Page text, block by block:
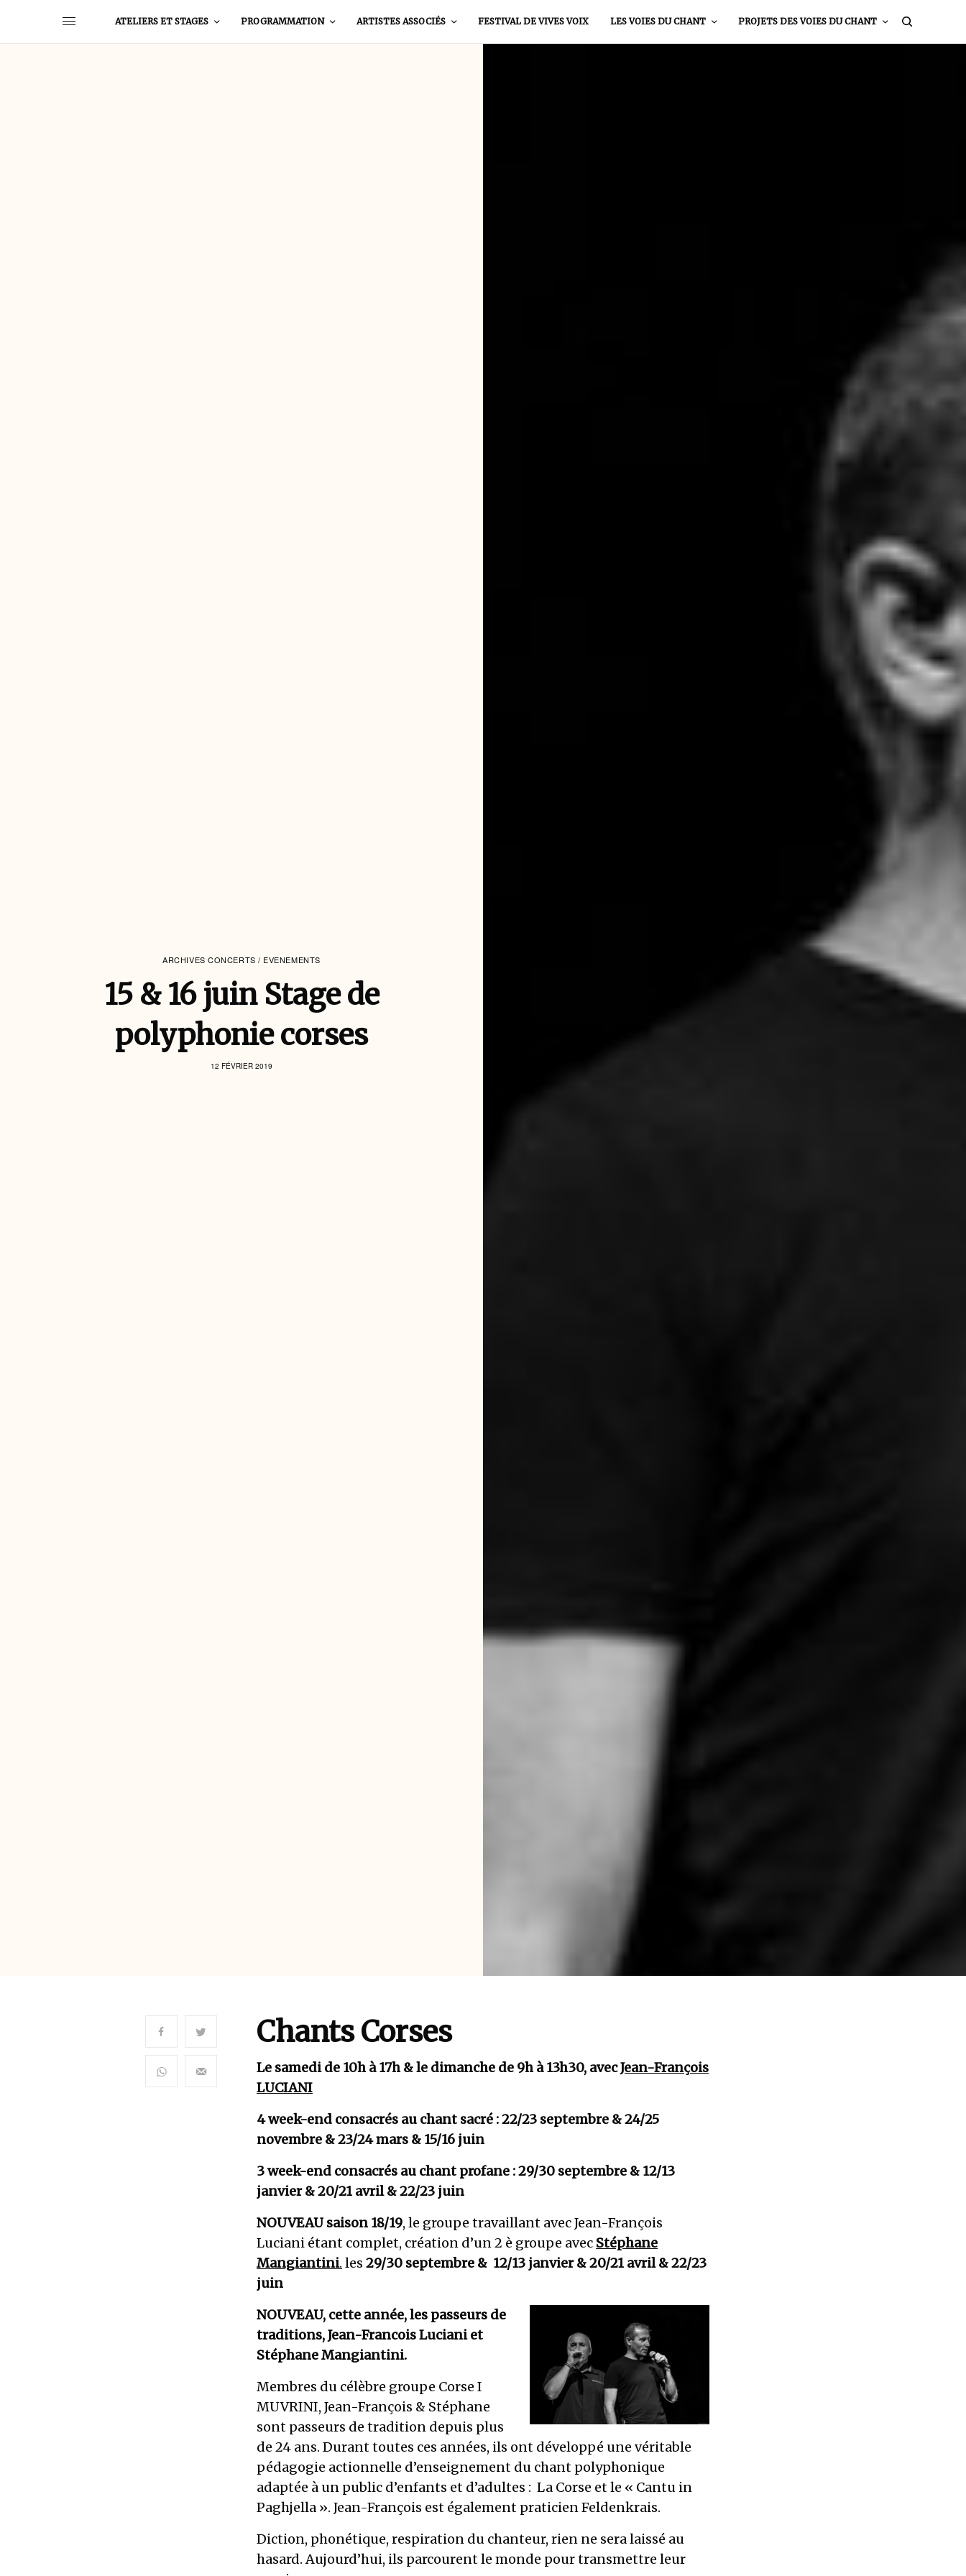
ATELIERS ET STAGES PROGRAMMATION ARTISTES ASSOCIÉS FESTIVAL DE VIVES VOIX LES VOIES DU CHANT PROJETS DES VOIES DU CHANT
ARCHIVES CONCERTS / EVENEMENTS
15 & 16 juin Stage de
polyphonie corses
12 FÉVRIER 2019
Chants Corses
Le samedi de 10h à 17h & le dimanche de 9h à 13h30, avecJean-François
LUCIANI
4 week-end consacrés au chant sacré : 22/23 septembre & 24/25
novembre & 23/24 mars & 15/16 juin
3 week-end consacrés au chant profane : 29/30 septembre & 12/13
janvier & 20/21 avril & 22/23 juin
NOUVEAU saison 18/19, le groupe travaillant avec Jean-François
Luciani étant complet, création d’un 2 è groupe avec Stéphane
Mangiantini. les 29/30 septembre & 12/13 janvier & 20/21 avril & 22/23
juin
NOUVEAU, cette année, les passeurs de
traditions, Jean-Francois Luciani et
Stéphane Mangiantini.
Membres du célèbre groupe Corse I
MUVRINI, Jean-François & Stéphane
sont passeurs de tradition depuis plus
de 24 ans. Durant toutes ces années, ils ont développé une véritable
pédagogie actionnelle d’enseignement du chant polyphonique
adaptée à un public d’enfants et d’adultes : La Corse et le « Cantu in
Paghjella ». Jean-François est également praticien Feldenkrais.
Diction, phonétique, respiration du chanteur, rien ne sera laissé au
hasard. Aujourd’hui, ils parcourent le monde pour transmettre leur